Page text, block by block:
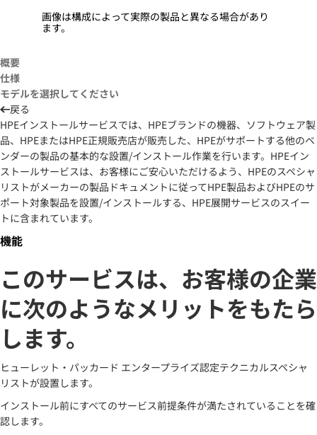
画像は構成によって実際の製品と異なる場合があり
ます。
概要
仕様
モデルを選択してください
戻る
HPEインストールサービスでは、HPEブランドの機器、ソフトウェア製
品、HPEまたはHPE正規販売店が販売した、HPEがサポートする他のベ
ンダーの製品の基本的な設置/インストール作業を行います。HPEイン
ストールサービスは、お客様にご安心いただけるよう、HPEのスペシャ
リストがメーカーの製品ドキュメントに従ってHPE製品およびHPEのサ
ポート対象製品を設置/インストールする、HPE展開サービスのスイー
トに含まれています。
機能
このサービスは、お客様の企業
に次のようなメリットをもたら
します。
ヒューレット・パッカード エンタープライズ認定テクニカルスペシャ
リストが設置します。
インストール前にすべてのサービス前提条件が満たされていることを確
認します。